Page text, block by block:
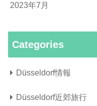
2023年7月
Categories
Düsseldorf情報
Düsseldorf近郊旅行